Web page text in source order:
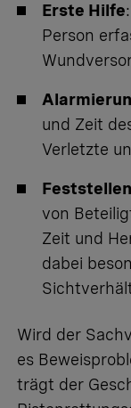
Erste Hilfe
Person
und Zeit
Verletzte
von
Zeit und
dabei
Wird der
es
trägt der